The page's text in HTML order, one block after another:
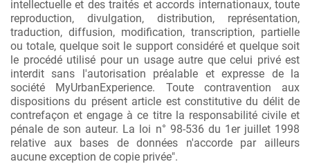
intellectuelle et des traités et accords internationaux, toute
reproduction, divulgation, distribution, représentation,
traduction, diffusion, modification, transcription, partielle
ou totale, quelque soit le support considéré et quelque soit
le procédé utilisé pour un usage autre que celui privé est
interdit sans l'autorisation préalable et expresse de la
société MyUrbanExperience. Toute contravention aux
dispositions du présent article est constitutive du délit de
contrefaçon et engage à ce titre la responsabilité civile et
pénale de son auteur. La loi n° 98-536 du 1er juillet 1998
relative aux bases de données n'accorde par ailleurs
aucune exception de copie privée".